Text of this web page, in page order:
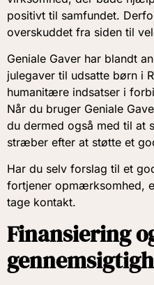
positivt til samfundet.
overskuddet fra siden til
Geniale Gaver har blandt
julegaver til udsatte børn i
humanitære indsatser i
Når du bruger Geniale
du dermed også med til at
stræber efter at støtte et
Har du selv forslag til et
fortjener opmærksomhed,
tage kontakt.
Finansiering